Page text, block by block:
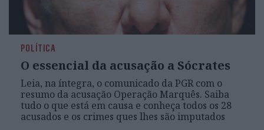
POLÍTICA
O essencial da acusação a Sócrates
Leia, na íntegra, o comunicado da PGR com o
resumo da acusação Operação Marquês. Saiba
tudo o que está em causa e conheça todos os 28
acusados e os crimes ques lhes são imputados